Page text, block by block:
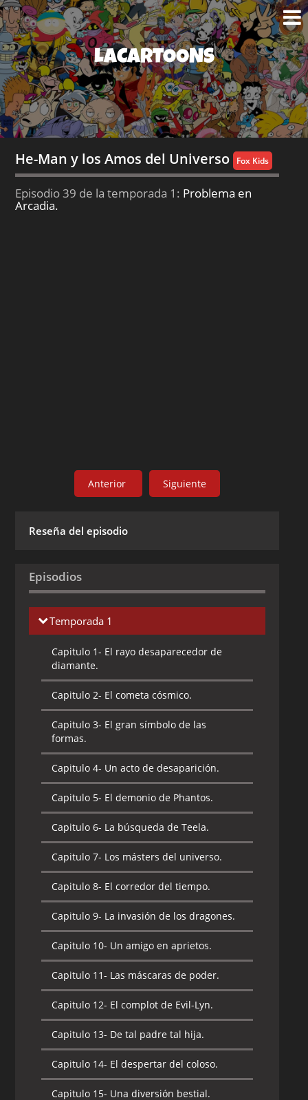
LACARTOONS
He-Man y los Amos del Universo Fox Kids
Episodio 39 de la temporada 1: Problema en
Arcadia.
Anterior Siguiente
Reseña del episodio
Episodios
Temporada 1
Capitulo 1- El rayo desaparecedor de
diamante.
Capitulo 2- El cometa cósmico.
Capitulo 3- El gran símbolo de las
formas.
Capitulo 4- Un acto de desaparición.
Capitulo 5- El demonio de Phantos.
Capitulo 6- La búsqueda de Teela.
Capitulo 7- Los másters del universo.
Capitulo 8- El corredor del tiempo.
Capitulo 9- La invasión de los dragones.
Capitulo 10- Un amigo en aprietos.
Capitulo 11- Las máscaras de poder.
Capitulo 12- El complot de Evil-Lyn.
Capitulo 13- De tal padre tal hija.
Capitulo 14- El despertar del coloso.
Capitulo 15- Una diversión bestial.